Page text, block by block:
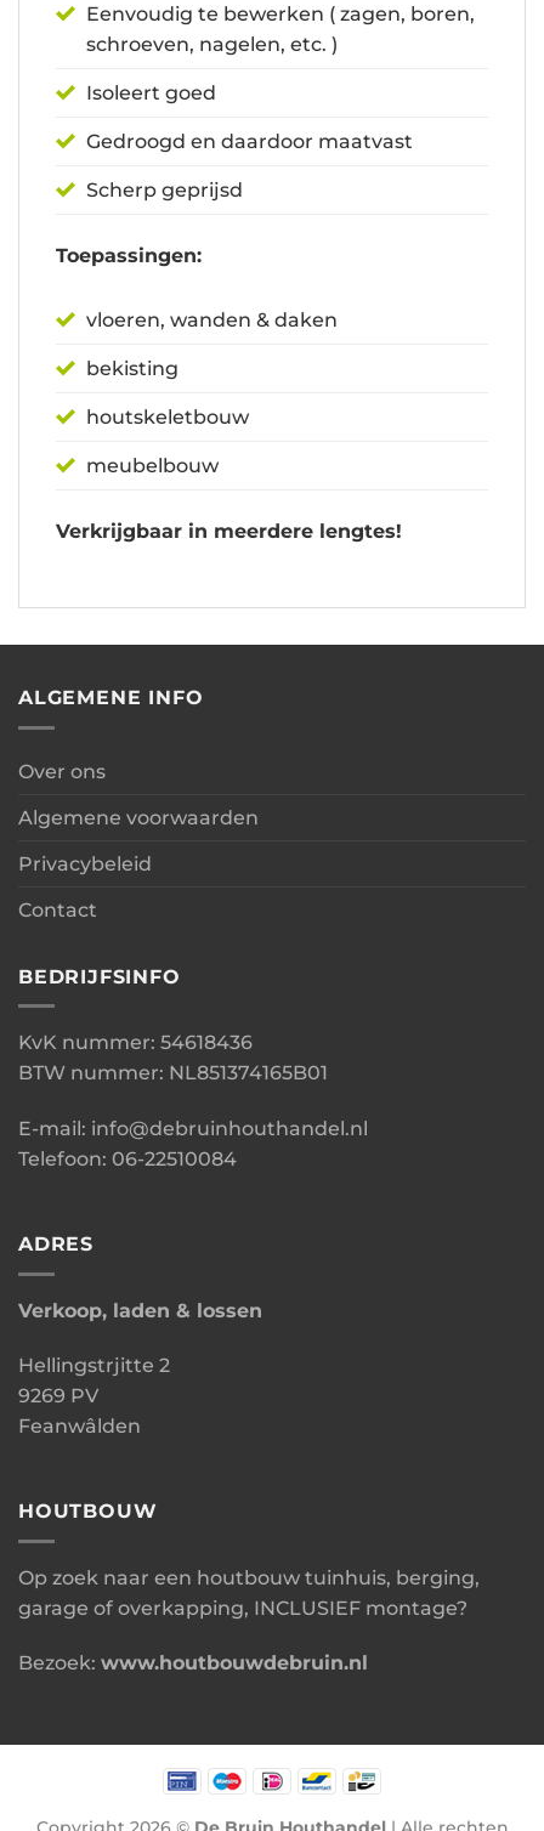
Eenvoudig te bewerken ( zagen, boren,
schroeven, nagelen, etc. )
Isoleert goed
Gedroogd en daardoor maatvast
Scherp geprijsd
Toepassingen:
vloeren, wanden & daken
bekisting
houtskeletbouw
meubelbouw
Verkrijgbaar in meerdere lengtes!
ALGEMENE INFO
Over ons
Algemene voorwaarden
Privacybeleid
Contact
BEDRIJFSINFO
KvK nummer: 54618436
BTW nummer: NL851374165B01
E-mail: info@debruinhouthandel.nl
Telefoon: 06-22510084
ADRES
Verkoop, laden & lossen
Hellingstrjitte 2
9269 PV
Feanwâlden
HOUTBOUW
Op zoek naar een houtbouw tuinhuis, berging,
garage of overkapping, INCLUSIEF montage?
Bezoek: www.houtbouwdebruin.nl